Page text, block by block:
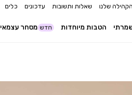
הקהילה שלנו שאלות ותשובות עדכונים כלים
מסחר עצמאי חדש הטבות מיוחדות